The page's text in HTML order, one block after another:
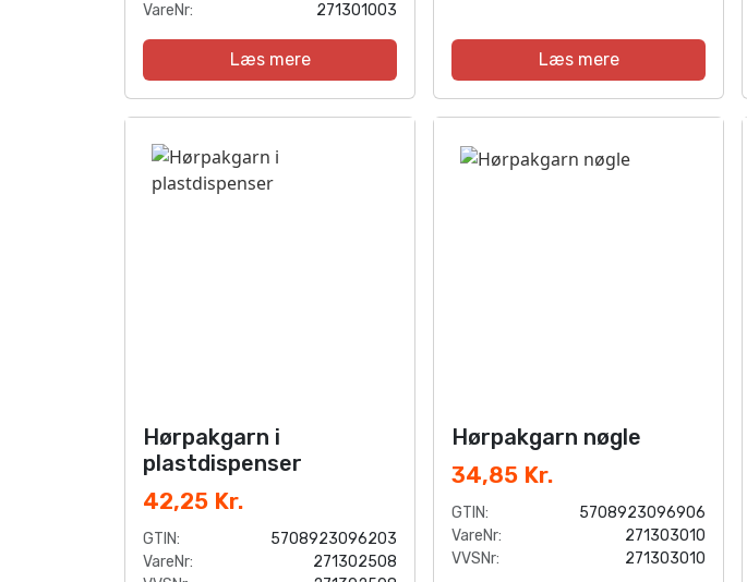
VareNr:
271301003
Læs mere Læs mere
Hørpakgarn i
plastdispenser
42,25 Kr.
GTIN:
5708923096203
VareNr:
271302508
Hørpakgarn nøgle
34,85 Kr.
GTIN:
5708923096906
VareNr:
271303010
VVSNr:
271303010